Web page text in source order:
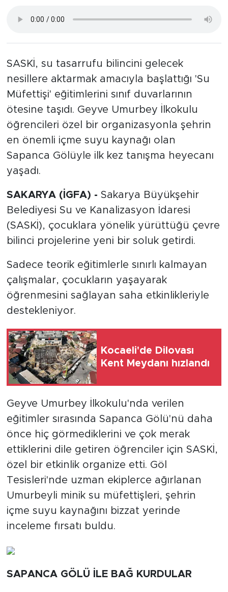
SASKİ, su tasarrufu bilincini gelecek
nesillere aktarmak amacıyla başlattığı 'Su
Müfettişi' eğitimlerini sınıf duvarlarının
ötesine taşıdı. Geyve Umurbey İlkokulu
öğrencileri özel bir organizasyonla şehrin
en önemli içme suyu kaynağı olan
Sapanca Gölüyle ilk kez tanışma heyecanı
yaşadı.
SAKARYA (İGFA) - Sakarya Büyükşehir
Belediyesi Su ve Kanalizasyon İdaresi
(SASKİ), çocuklara yönelik yürüttüğü çevre
bilinci projelerine yeni bir soluk getirdi.
Sadece teorik eğitimlerle sınırlı kalmayan
çalışmalar, çocukların yaşayarak
öğrenmesini sağlayan saha etkinlikleriyle
destekleniyor.
Kocaeli'de Dilovası
Kent Meydanı hızlandı
Geyve Umurbey İlkokulu'nda verilen
eğitimler sırasında Sapanca Gölü'nü daha
önce hiç görmediklerini ve çok merak
ettiklerini dile getiren öğrenciler için SASKİ,
özel bir etkinlik organize etti. Göl
Tesisleri'nde uzman ekiplerce ağırlanan
Umurbeyli minik su müfettişleri, şehrin
içme suyu kaynağını bizzat yerinde
inceleme fırsatı buldu.
SAPANCA GÖLÜ İLE BAĞ KURDULAR